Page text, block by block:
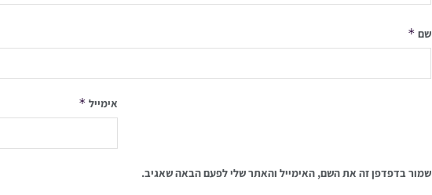
שם *
אימייל *
שמור בדפדפן זה את השם, האימייל והאתר שלי לפעם הבאה שאגיב.